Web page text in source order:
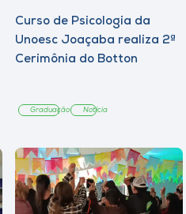
Curso de Psicologia da
Unoesc Joaçaba realiza 2ª
Cerimônia do Botton
Graduação Notícia